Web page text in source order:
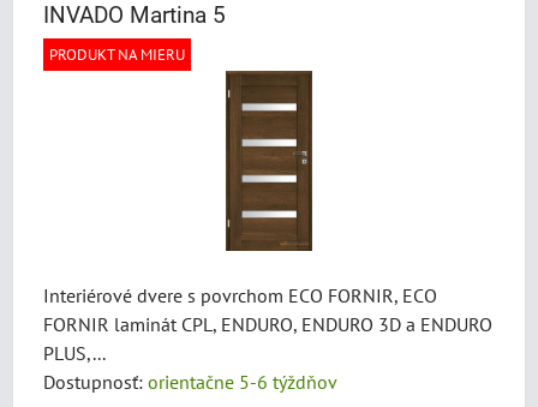
INVADO Martina 5
PRODUKT NA MIERU
Interiérové dvere s povrchom ECO FORNIR, ECO
FORNIR laminát CPL, ENDURO, ENDURO 3D a ENDURO
PLUS,...
Dostupnosť: orientačne 5-6 týždňov